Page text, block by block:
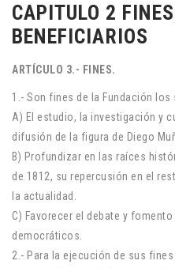
CAPITULO 2
BENEFICIARIOS
ARTÍCULO 3.- FINES.
1.- Son fines de la Fundación los
A) El estudio, la investigación y
difusión de la figura de Diego
B) Profundizar en las raíces
de 1812, su repercusión en el
la actualidad.
C) Favorecer el debate y
democráticos.
2.- Para la ejecución de sus